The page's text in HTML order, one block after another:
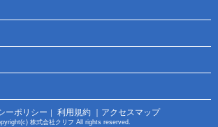
ーポリシー ｜ 利用規約 ｜アクセスマップ
株式会社クリフ All rights reserved.